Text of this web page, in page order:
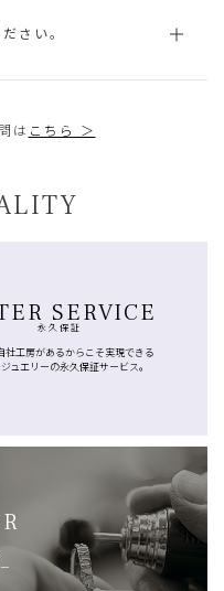
さい。
は こちら ＞
SERVICE
永久保証
社工房があるからこそ実現できる
ュエリーの永久保証サービス。